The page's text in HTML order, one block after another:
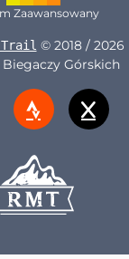
Zaawansowany
Trail © 2018 / 2026
Górskich